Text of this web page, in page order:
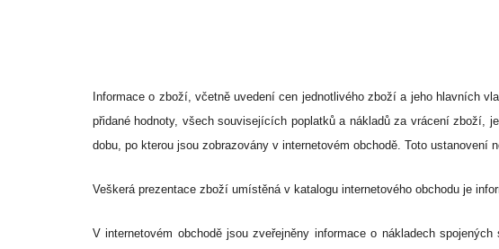
Informace o zboží, včetně uvedení cen jednotlivého zboží a jeho hlavních
přidané hodnoty, všech souvisejících poplatků a nákladů za vrácení
dobu, po kterou jsou zobrazovány v internetovém obchodě. Toto
Veškerá prezentace zboží umístěná v katalogu internetového obchodu je
V internetovém obchodě jsou zveřejněny informace o nákladech